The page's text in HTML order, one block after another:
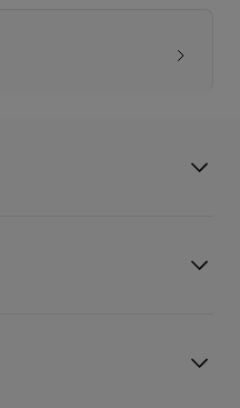
体現する一足です。
やかな光沢を放ち、都会的